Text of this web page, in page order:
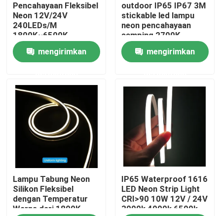
Tentang kita
Wisata pabrik
Kontrol kualitas
Hubungi kami
Quote request suatu
Lampu Strip Neon LED
Pencahayaan Fleksibel
Neon 12V/24V
240LEDs/M
1800K~6500K
Temperatur Warna
mengirimkan
outdoor IP65 IP67 3M
stickable led lampu
neon pencahayaan
samping 2700K -
6500k disesuaikan
mengirimkan
Lampu Tabung Neon
Silikon Fleksibel
dengan Temperatur
Warna dari 1800K
IP65 Waterproof 1616
LED Neon Strip Light
CRI>90 10W 12V / 24V
3000k 4000k 6500k